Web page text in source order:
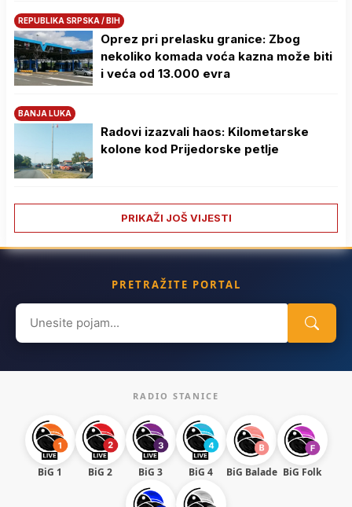
REPUBLIKA SRPSKA / BIH
Oprez pri prelasku granice: Zbog
nekoliko komada voća kazna može biti
i veća od 13.000 evra
BANJA LUKA
Radovi izazvali haos: Kilometarske
kolone kod Prijedorske petlje
PRIKAŽI JOŠ VIJESTI
PRETRAŽITE PORTAL
Search
for:
RADIO STANICE
BiG 1 BiG 2 BiG 3 BiG 4 BiG Balade BiG Folk